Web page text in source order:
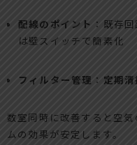
配線のポイント ：既存
は壁スイッチで簡素化
フィルター管理 ： 定期
数室同時に改善すると空
ムの効果が安定します。